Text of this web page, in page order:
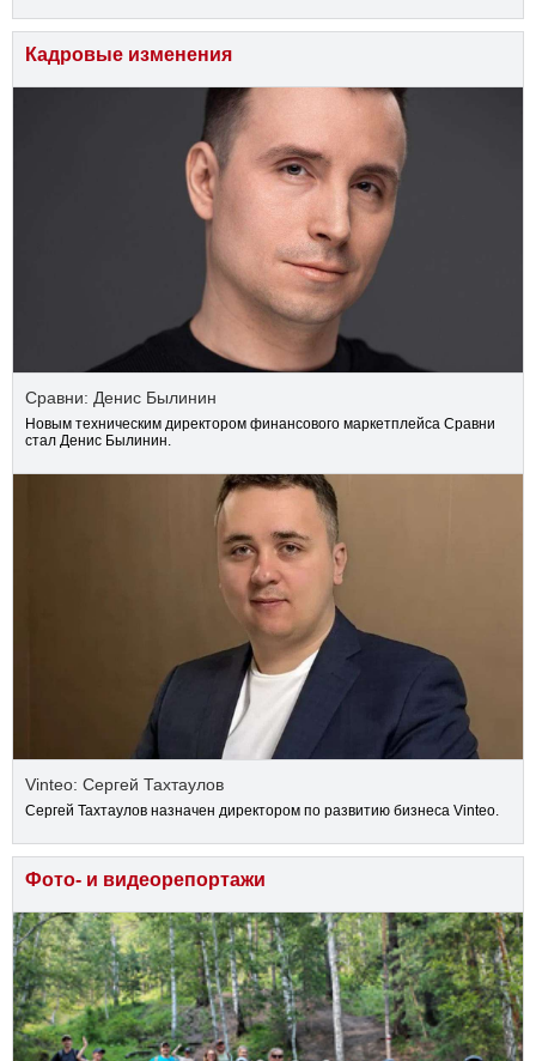
Кадровые изменения
Сравни: Денис Былинин
Новым техническим директором финансового маркетплейса Сравни
стал Денис Былинин.
Vinteo: Сергей Тахтаулов
Сергей Тахтаулов назначен директором по развитию бизнеса Vinteo.
Фото- и видеорепортажи